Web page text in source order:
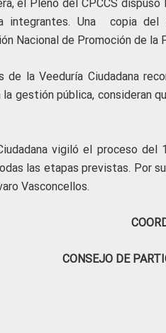
el Pleno del CPCCS
integrantes. Una copia
Nacional de Promoción de la
de la Veeduría Ciudadana
la gestión pública, consideran
vigiló el proceso
las etapas previstas. Por
Vasconcellos.
CONSEJO DE